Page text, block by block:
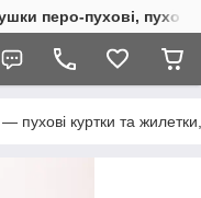
перо-пухові,
пухові куртки та